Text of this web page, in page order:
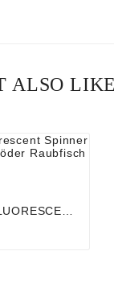
ALSO LIKE

HECHT